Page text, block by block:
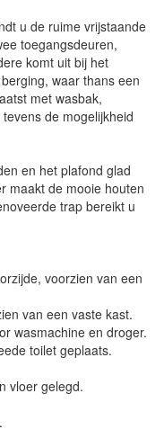
u de ruime vrijstaande
toegangsdeuren,
komt uit bij het
waar thans een
met wasbak,
de mogelijkheid
en het plafond glad
maakt de mooie houten
trap bereikt u
voorzien van een
van een vaste kast.
wasmachine en droger.
toilet geplaats.
vloer gelegd.